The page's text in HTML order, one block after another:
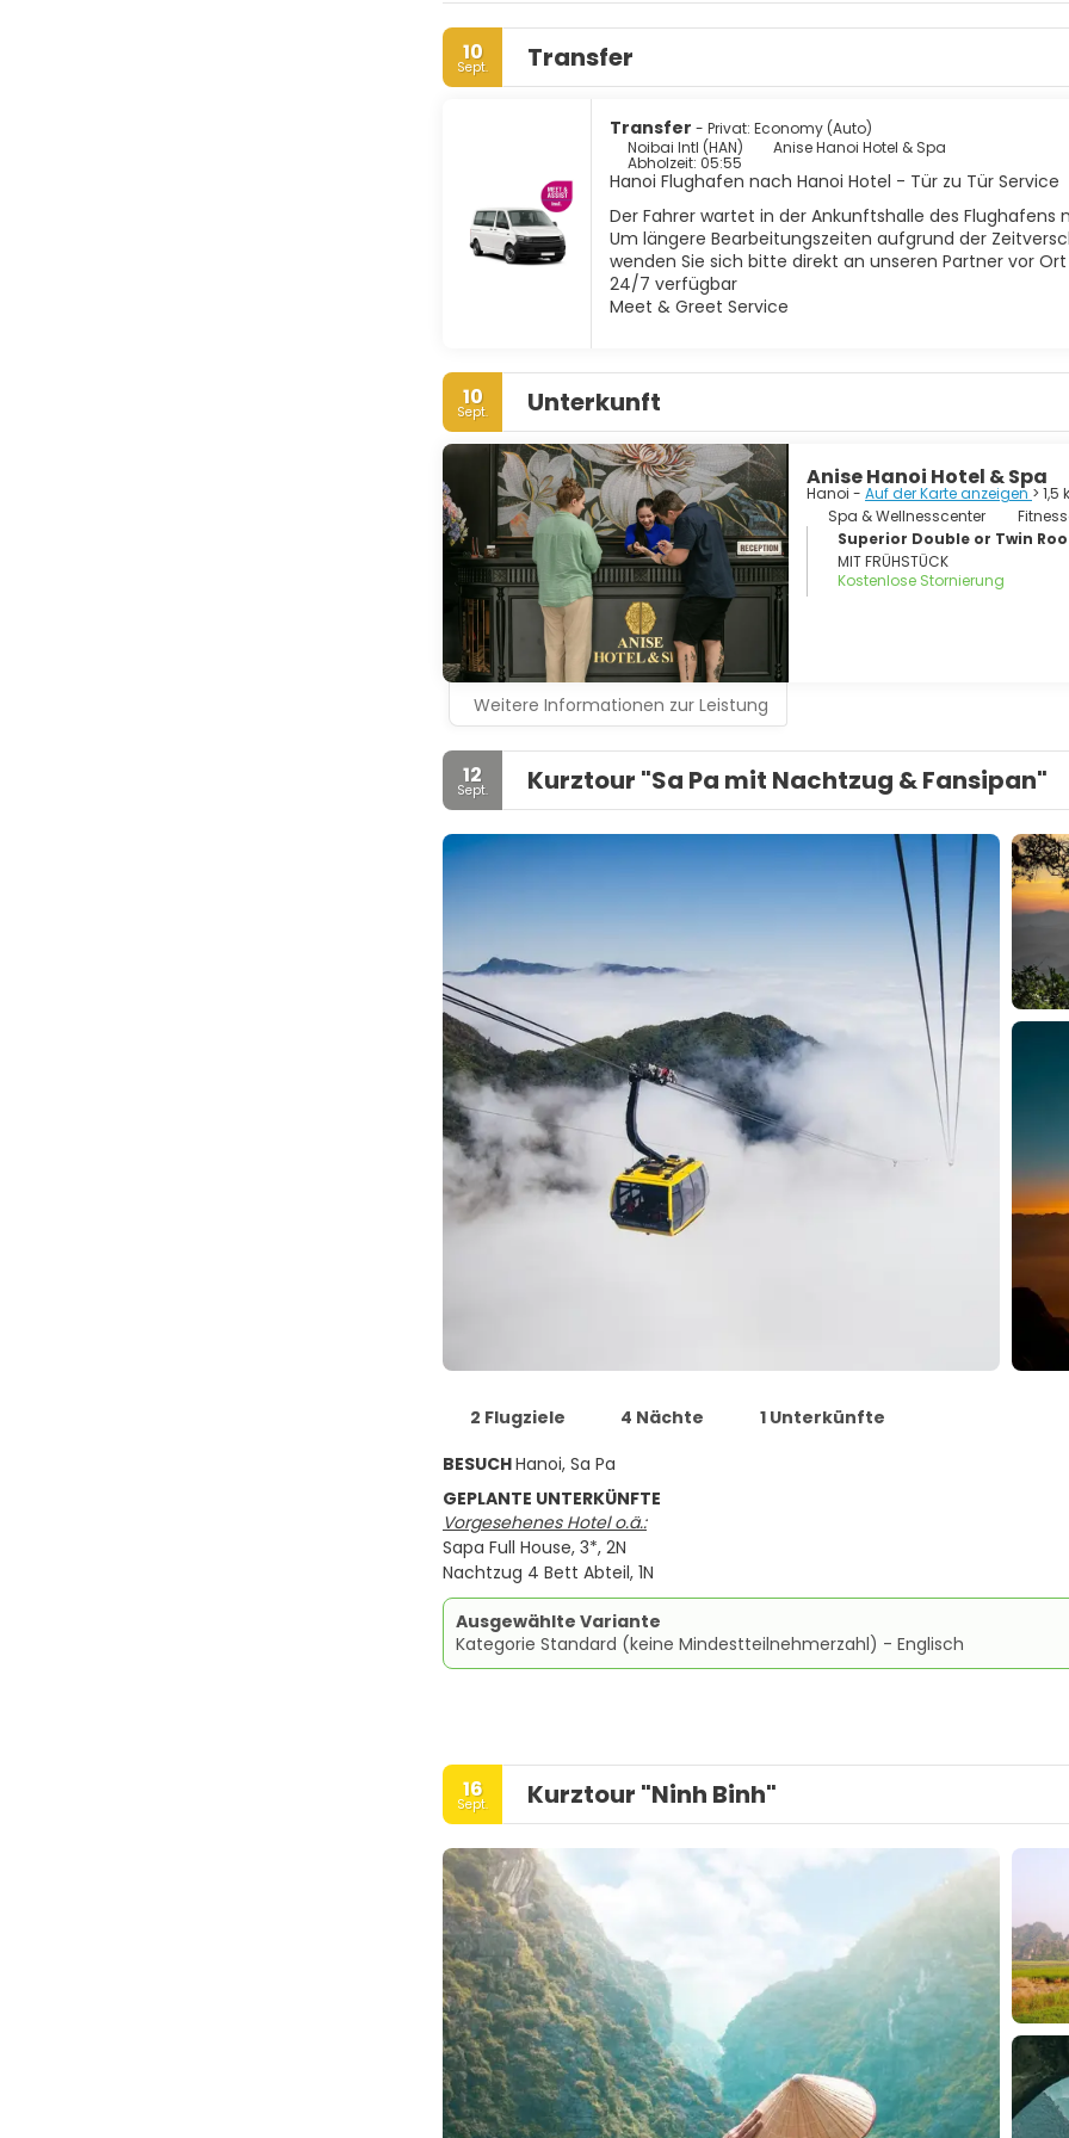
Tradition hat auch das weltweit einzigartige Wasserpuppenspiel, eine
die Umgebung lohnt einen Ausflug, zum Beispiel zur Halong-Bucht oder
10
Sept. Transfer
Transfer - Privat: Economy (Auto)
Noibai Intl (HAN)
Anise Hanoi Hotel & Spa
Abholzeit: 05:55
Hanoi Flughafen nach Hanoi Hotel - Tür zu Tür Service
Der Fahrer wartet in der Ankunftshalle des
Um längere Bearbeitungszeiten aufgrund der
wenden Sie sich bitte direkt an unseren Partner vor
24/7 verfügbar
Meet & Greet Service
10
Sept. Unterkunft
Anise Hanoi Hotel & Spa
Hanoi - Auf der Karte anzeigen >
Spa & Wellnesscenter
Superior Double or Twin
MIT FRÜHSTÜCK
Kostenlose Stornierung
Weitere Informationen zur Leistung
12
Sept. Kurztour "Sa Pa mit Nachtzug & Fansipan"
2 Flugziele 4 Nächte
1 Unterkünfte
BESUCHHanoi, Sa Pa
GEPLANTE UNTERKÜNFTE
Vorgesehenes Hotel o.ä.:
Sapa Full House, 3*, 2N
Nachtzug 4 Bett Abteil, 1N
Ausgewählte Variante
Kategorie Standard (keine Mindestteilnehmerzahl) - Englisch
16
Sept. Kurztour "Ninh Binh"